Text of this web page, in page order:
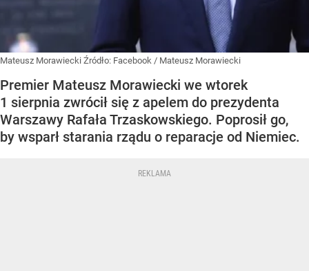
Mateusz Morawiecki Źródło: Facebook / Mateusz Morawiecki
Premier Mateusz Morawiecki we wtorek
1 sierpnia zwrócił się z apelem do prezydenta
Warszawy Rafała Trzaskowskiego. Poprosił go,
by wsparł starania rządu o reparacje od Niemiec.